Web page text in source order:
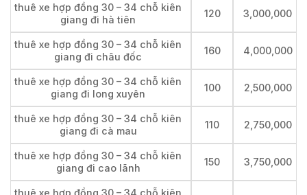
thuê xe hợp đồng 30 – 34 chỗ kiên
giang đi hà tiên
120 3,000,000
thuê xe hợp đồng 30 – 34 chỗ kiên
giang đi châu đốc
160 4,000,000
thuê xe hợp đồng 30 – 34 chỗ kiên
giang đi long xuyên
100 2,500,000
thuê xe hợp đồng 30 – 34 chỗ kiên
giang đi cà mau
110 2,750,000
thuê xe hợp đồng 30 – 34 chỗ kiên
giang đi cao lãnh
150 3,750,000
thuê xe hợp đồng 30 – 34 chỗ kiên